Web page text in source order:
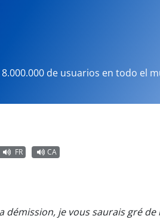
de usuarios en todo el
FR CA
démission, je vous saurais gré